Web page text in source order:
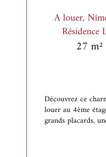
A louer,
Résidence
27 m²
Découvrez ce
louer au 4ème
grands placards,